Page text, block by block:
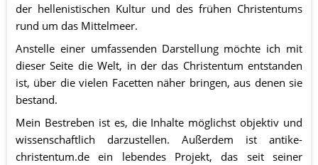
der hellenistischen Kultur und des frühen Christentums
rund um das Mittelmeer.
Anstelle einer umfassenden Darstellung möchte ich mit
dieser Seite die Welt, in der das Christentum entstanden
ist, über die vielen Facetten näher bringen, aus denen sie
bestand.
Mein Bestreben ist es, die Inhalte möglichst objektiv und
wissenschaftlich darzustellen. Außerdem ist antike-
christentum.de ein lebendes Projekt, das seit seiner